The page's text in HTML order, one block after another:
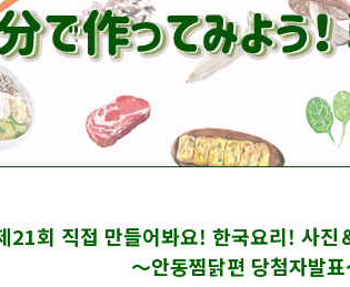
21회 직접 만들어봐요! 한국요리! 사진
～안동찜닭편 당첨자발